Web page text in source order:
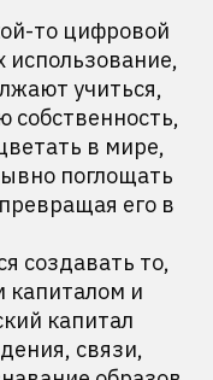
то цифровой
использование,
учиться,
собственность,
в мире,
поглощать
его в
создавать то,
капиталом и
капитал
связи,